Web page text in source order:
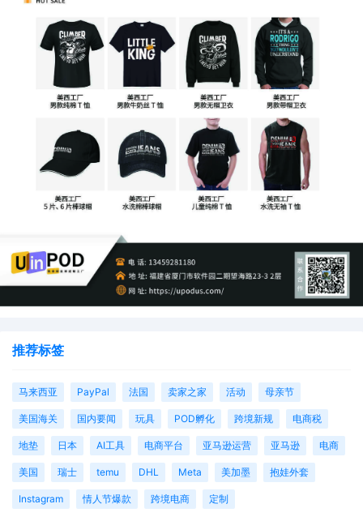
推荐标签
马来西亚 PayPal 法国 卖家之家 活动 母亲节
美国海关 国内要闻 玩具 POD孵化 跨境新规 电商税
地垫 日本 AI工具 电商平台 亚马逊运营 亚马逊 电商
美国 瑞士 temu DHL Meta 美加墨 抱娃外套
Instagram 情人节爆款 跨境电商 定制